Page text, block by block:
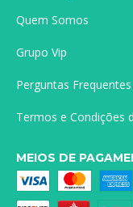
Quem Somos
Grupo Vip
Perguntas Frequentes
Termos e Condições
MEIOS DE